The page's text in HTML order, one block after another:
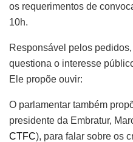
os requerimentos de
10h.
Responsável pelos
questiona o interesse
Ele propõe ouvir:
O parlamentar também
presidente da Embratur,
CTFC), para falar sobre os